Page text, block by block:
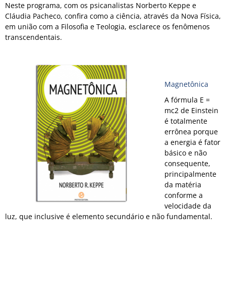
Neste programa, com os psicanalistas Norberto Keppe e
Cláudia Pacheco, confira como a ciência, através da Nova Física,
em união com a Filosofia e Teologia, esclarece os fenômenos
transcendentais.
Magnetônica
A fórmula E =
mc2 de Einstein
é totalmente
errônea porque
a energia é fator
básico e não
consequente,
principalmente
da matéria
conforme a
velocidade da
luz, que inclusive é elemento secundário e não fundamental.